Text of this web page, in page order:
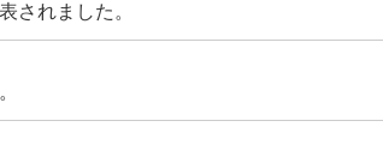
されました。